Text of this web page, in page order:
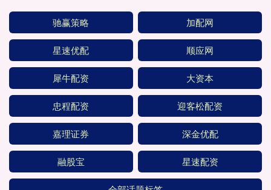
驰赢策略 加配网
星速优配 顺应网
犀牛配资 大资本
忠程配资 迎客松配资
嘉理证券 深金优配
融股宝 星速配资